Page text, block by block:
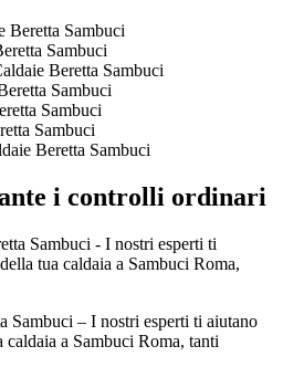
Beretta Sambuci
Sambuci
Beretta Sambuci
Sambuci
Sambuci
Sambuci
Beretta Sambuci
i controlli ordinari
Sambuci – I nostri esperti ti aiutano
a Sambuci Roma, tanti